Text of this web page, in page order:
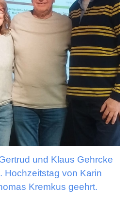
und Klaus Gehrcke
Hochzeitstag von Karin
Kremkus geehrt.